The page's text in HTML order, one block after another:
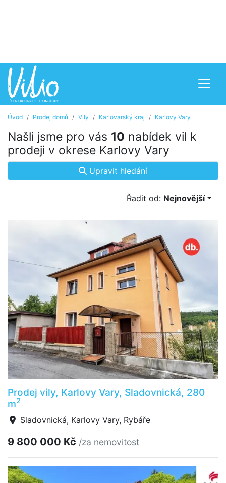
Úvod Prodej domů Vily Karlovarský kraj Karlovy Vary
Našli jsme pro vás 10 nabídek vil k
prodeji v okrese Karlovy Vary
Upravit hledání
Řadit od: Nejnovější
Prodej vily, Karlovy Vary, Sladovnická, 280
m2
Sladovnická, Karlovy Vary, Rybáře
9 800 000 Kč /za nemovitost